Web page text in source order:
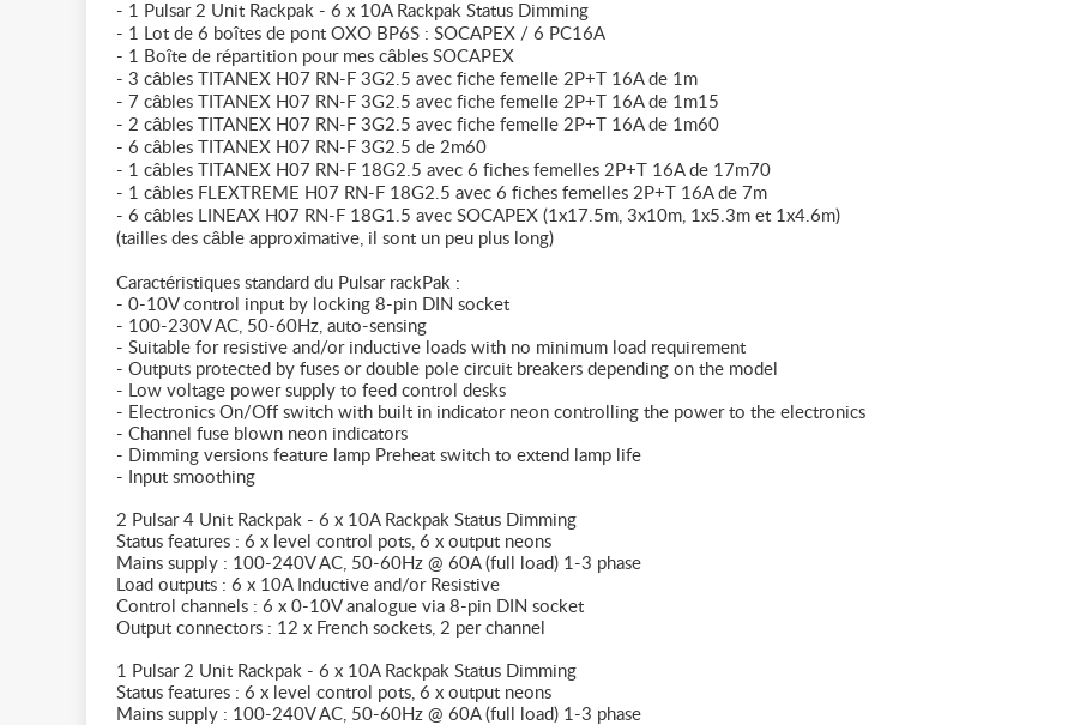
- 1 Pulsar 2 Unit Rackpak - 6 x 10A Rackpak Status Dimming
- 1 Lot de 6 boîtes de pont OXO BP6S : SOCAPEX / 6 PC16A
- 1 Boîte de répartition pour mes câbles SOCAPEX
- 3 câbles TITANEX H07 RN-F 3G2.5 avec fiche femelle 2P+T 16A de 1m
- 7 câbles TITANEX H07 RN-F 3G2.5 avec fiche femelle 2P+T 16A de 1m15
- 2 câbles TITANEX H07 RN-F 3G2.5 avec fiche femelle 2P+T 16A de 1m60
- 6 câbles TITANEX H07 RN-F 3G2.5 de 2m60
- 1 câbles TITANEX H07 RN-F 18G2.5 avec 6 fiches femelles 2P+T 16A de 17m70
- 1 câbles FLEXTREME H07 RN-F 18G2.5 avec 6 fiches femelles 2P+T 16A de 7m
- 6 câbles LINEAX H07 RN-F 18G1.5 avec SOCAPEX (1x17.5m, 3x10m, 1x5.3m et 1x4.6m)
(tailles des câble approximative, il sont un peu plus long)
Caractéristiques standard du Pulsar rackPak :
- 0-10V control input by locking 8-pin DIN socket
- 100-230V AC, 50-60Hz, auto-sensing
- Suitable for resistive and/or inductive loads with no minimum load requirement
- Outputs protected by fuses or double pole circuit breakers depending on the model
- Low voltage power supply to feed control desks
- Electronics On/Off switch with built in indicator neon controlling the power to the electronics
- Channel fuse blown neon indicators
- Dimming versions feature lamp Preheat switch to extend lamp life
- Input smoothing
2 Pulsar 4 Unit Rackpak - 6 x 10A Rackpak Status Dimming
Status features : 6 x level control pots, 6 x output neons
Mains supply : 100-240V AC, 50-60Hz @ 60A (full load) 1-3 phase
Load outputs : 6 x 10A Inductive and/or Resistive
Control channels : 6 x 0-10V analogue via 8-pin DIN socket
Output connectors : 12 x French sockets, 2 per channel
1 Pulsar 2 Unit Rackpak - 6 x 10A Rackpak Status Dimming
Status features : 6 x level control pots, 6 x output neons
Mains supply : 100-240V AC, 50-60Hz @ 60A (full load) 1-3 phase